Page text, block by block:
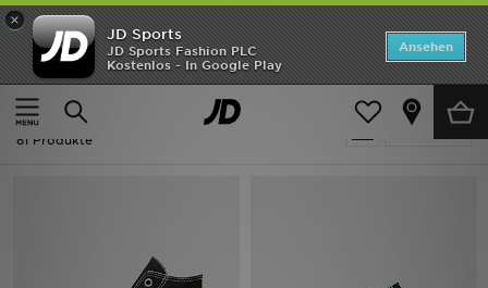
×
JD Sports
JD Sports Fashion PLC
Kostenlos - In Google Play
Ansehen
Home
Converse Sportschuhe
Verfeinern
Converse Sportschuhe
81 Produkte
ANGEBOTE
Neuheiten
Herren